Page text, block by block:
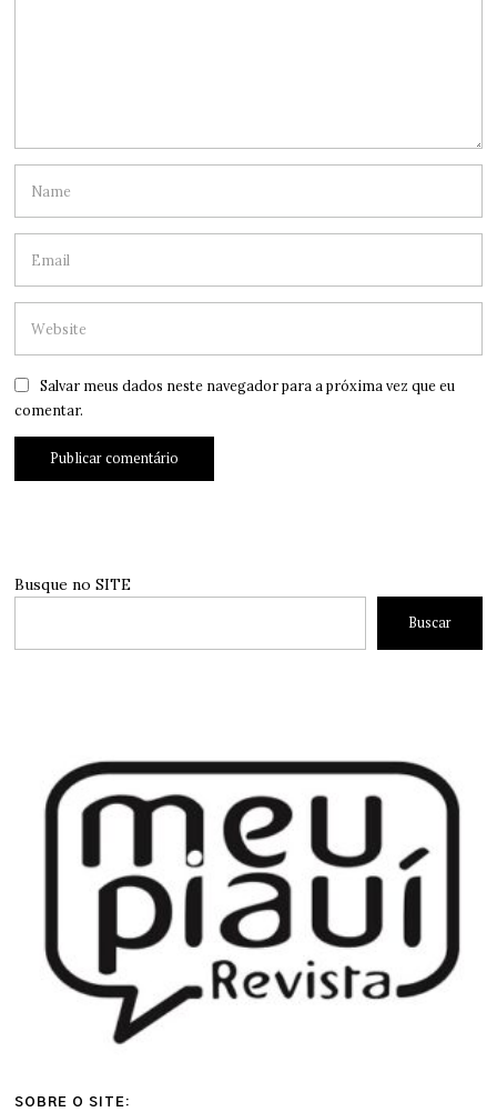
Salvar meus dados neste navegador para a próxima vez que eu
comentar.
Busque no SITE
Buscar
SOBRE O SITE: